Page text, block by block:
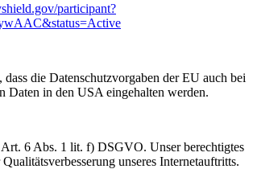
participant?
dass die Datenschutzvorgaben der EU auch bei
Daten in den USA eingehalten werden.
Art. 6 Abs. 1 lit. f) DSGVO. Unser berechtigtes
unseres Internetauftritts.